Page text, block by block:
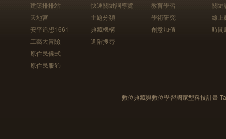
建築排排站
天地宮
安平追想1661
工藝大冒險
原住民儀式
原住民服飾
快速關鍵詞導覽
主題分類
典藏機構
進階搜尋
教育學習
學術研究
創意加值
關鍵
線上
時間
數位典藏與數位學習國家型科技計畫